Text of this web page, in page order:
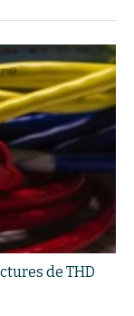
de THD